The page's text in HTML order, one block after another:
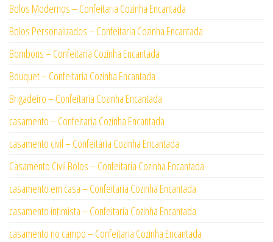
Bolos Modernos – Confeitaria Cozinha Encantada
Bolos Personalizados – Confeitaria Cozinha Encantada
Bombons – Confeitaria Cozinha Encantada
Bouquet – Confeitaria Cozinha Encantada
Brigadeiro – Confeitaria Cozinha Encantada
casamento – Confeitaria Cozinha Encantada
casamento civil – Confeitaria Cozinha Encantada
Casamento Civil Bolos – Confeitaria Cozinha Encantada
casamento em casa – Confeitaria Cozinha Encantada
casamento intimista – Confeitaria Cozinha Encantada
casamento no campo – Confeitaria Cozinha Encantada